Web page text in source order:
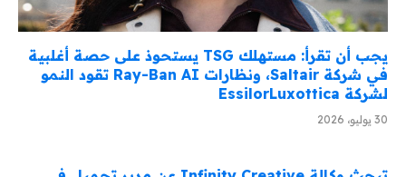
يجب أن تقرأ: مستهلك TSG يستحوذ على حصة أغلبية
في شركة Saltair، ونظارات Ray-Ban AI تقود النمو
لشركة EssilorLuxottica
30 يوليو، 2026